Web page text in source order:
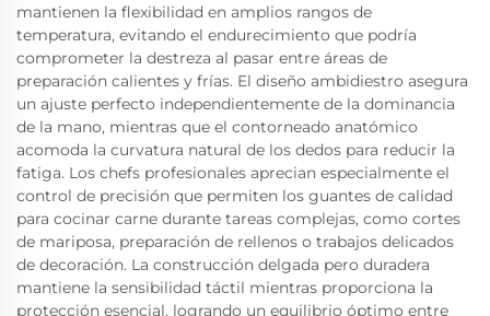
mantienen la flexibilidad en amplios rangos de
temperatura, evitando el endurecimiento que podría
comprometer la destreza al pasar entre áreas de
preparación calientes y frías. El diseño ambidiestro asegura
un ajuste perfecto independientemente de la dominancia
de la mano, mientras que el contorneado anatómico
acomoda la curvatura natural de los dedos para reducir la
fatiga. Los chefs profesionales aprecian especialmente el
control de precisión que permiten los guantes de calidad
para cocinar carne durante tareas complejas, como cortes
de mariposa, preparación de rellenos o trabajos delicados
de decoración. La construcción delgada pero duradera
mantiene la sensibilidad táctil mientras proporciona la
protección esencial, logrando un equilibrio óptimo entre